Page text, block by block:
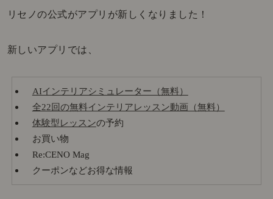
リセノの公式がアプリが新しくなりました！
新しいアプリでは、
AIインテリアシミュレーター（無料）
全22回の無料インテリアレッスン動画（無料）
体験型レッスンの予約
お買い物
Re:CENO Mag
クーポンなどお得な情報